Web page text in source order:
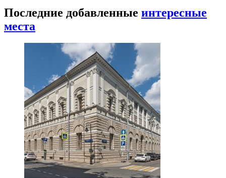
Последние добавленные интересные
места